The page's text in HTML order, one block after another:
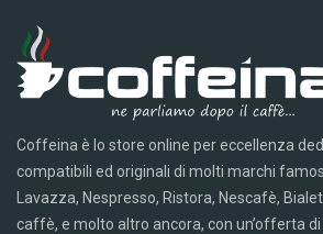
Coffeina è lo store online per eccellenza
compatibili ed originali di molti marchi
Lavazza, Nespresso, Ristora, Nescafè,
caffè, e molto altro ancora, con un’offerta